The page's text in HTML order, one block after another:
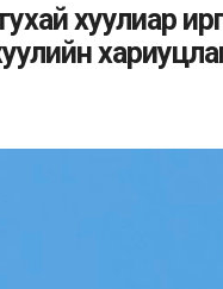
хуулиар
хариуцлага